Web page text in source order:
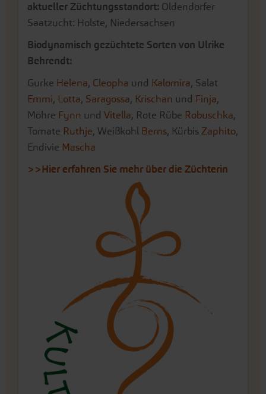
aktueller Züchtungsstandort: Oldendorfer
Saatzucht: Holste, Niedersachsen
Biodynamisch gezüchtete Sorten von Ulrike
Behrendt:
Gurke Helena, Cleopha und Kalomira, Salat
Emmi, Lotta, Saragossa, Krischan und Finja,
Möhre Fynn und Vitella, Rote Rübe Robuschka,
Tomate Ruthje, Weißkohl Berns, Kürbis Zaphito,
Endivie Mascha
>>Hier erfahren Sie mehr über die Züchterin